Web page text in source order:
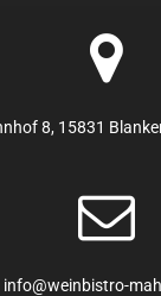
8, 15831
info@weinbistro-